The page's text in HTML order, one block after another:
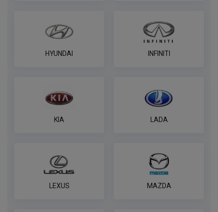
HYUNDAI INFINITI
KIA LADA
LEXUS MAZDA